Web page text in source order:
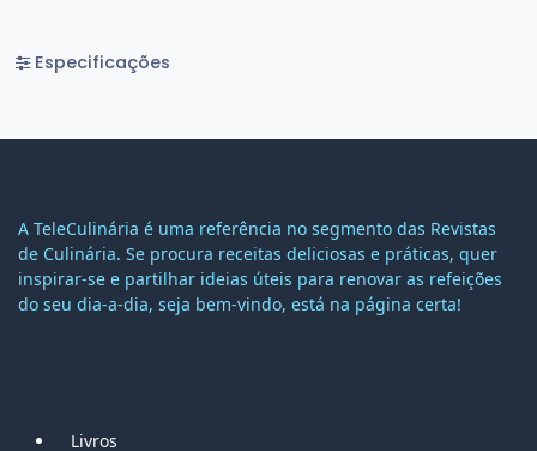
Especificações
A TeleCulinária é uma referência no segmento das Revistas
de Culinária. Se procura receitas deliciosas e práticas, quer
inspirar-se e partilhar ideias úteis para renovar as refeições
do seu dia-a-dia, seja bem-vindo, está na página certa!
Livros